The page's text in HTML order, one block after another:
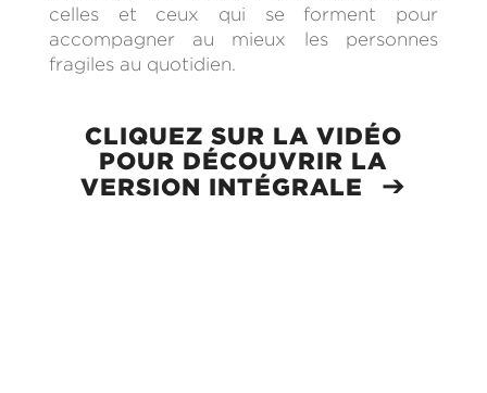
celles et ceux qui se forment pour
accompagner au mieux les personnes
fragiles au quotidien.
CLIQUEZ SUR LA VIDÉO
POUR DÉCOUVRIR LA
VERSION INTÉGRALE
➔